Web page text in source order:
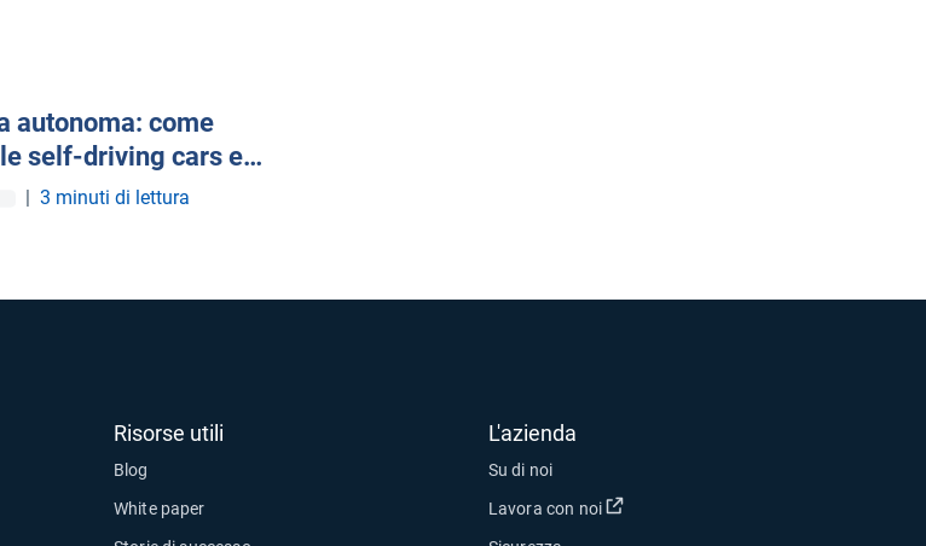
autonoma: come
self-driving cars e
ci sono
| 3 minuti di lettura
Risorse utili
Blog
White paper
L'azienda
Su di noi
Lavora con noi
Apri in una nuova finestra